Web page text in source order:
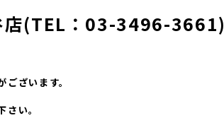
店(TEL：03-3496-3661)
ざいます。
い。